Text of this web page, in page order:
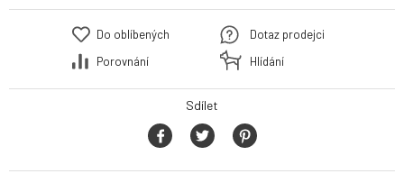
Do oblíbených
Porovnání
Dotaz prodejci
Hlídání
Sdílet